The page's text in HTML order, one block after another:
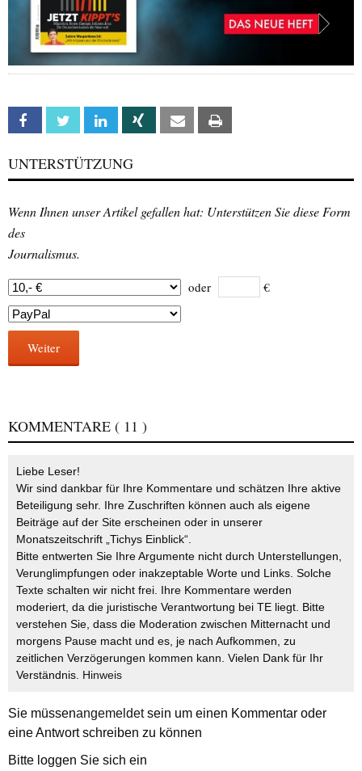
Facebook Twitter Linkedin Xing Email
UNTERSTÜTZUNG
Wenn Ihnen unser Artikel gefallen hat: Unterstützen Sie diese Form
des
Journalismus.
oder €
Weiter
KOMMENTARE ( 11 )
Liebe Leser!
Wir sind dankbar für Ihre Kommentare und schätzen Ihre aktive
Beteiligung sehr. Ihre Zuschriften können auch als eigene
Beiträge auf der Site erscheinen oder in unserer
Monatszeitschrift „Tichys Einblick“.
Bitte entwerten Sie Ihre Argumente nicht durch Unterstellungen,
Verunglimpfungen oder inakzeptable Worte und Links. Solche
Texte schalten wir nicht frei. Ihre Kommentare werden
moderiert, da die juristische Verantwortung bei TE liegt. Bitte
verstehen Sie, dass die Moderation zwischen Mitternacht und
morgens Pause macht und es, je nach Aufkommen, zu
zeitlichen Verzögerungen kommen kann. Vielen Dank für Ihr
Verständnis. Hinweis
Sie müssenangemeldetsein um einen Kommentar oder
eine Antwort schreiben zu können
Bitte loggen Sie sich ein